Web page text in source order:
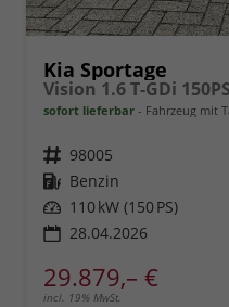
Kia Sportage
sofort lieferbar Fahrzeug mit
Fahrzeugnr. 98005
Kraftstoff Benzin
Leistung 110 kW (150 PS)
28.04.2026
29.879,– €
incl. 19% MwSt.